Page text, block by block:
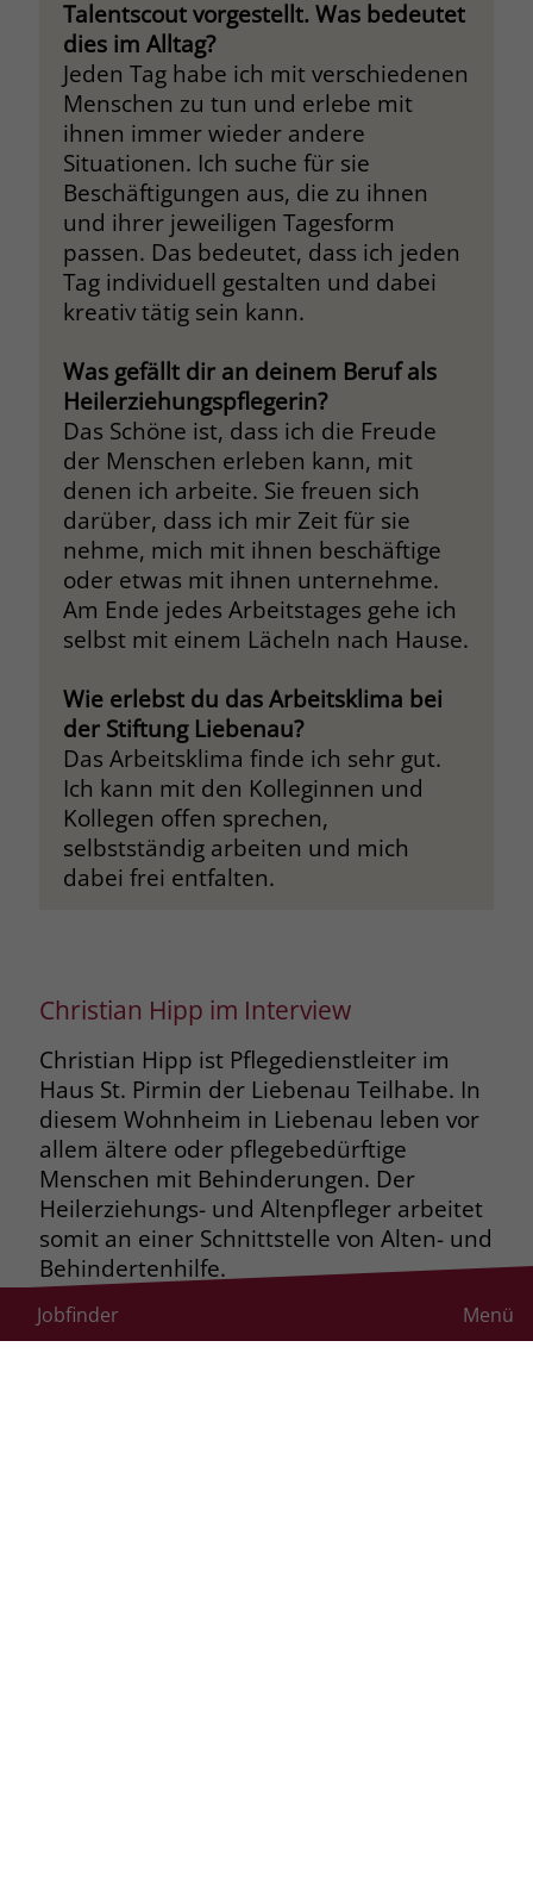
Talentscout vorgestellt. Was bedeutet
dies im Alltag?
Jeden Tag habe ich mit verschiedenen
Menschen zu tun und erlebe mit
ihnen immer wieder andere
Situationen. Ich suche für sie
Beschäftigungen aus, die zu ihnen
und ihrer jeweiligen Tagesform
passen. Das bedeutet, dass ich jeden
Tag individuell gestalten und dabei
kreativ tätig sein kann.
Was gefällt dir an deinem Beruf als
Heilerziehungspflegerin?
Das Schöne ist, dass ich die Freude
der Menschen erleben kann, mit
denen ich arbeite. Sie freuen sich
darüber, dass ich mir Zeit für sie
nehme, mich mit ihnen beschäftige
oder etwas mit ihnen unternehme.
Am Ende jedes Arbeitstages gehe ich
selbst mit einem Lächeln nach Hause.
Wie erlebst du das Arbeitsklima bei
der Stiftung Liebenau?
Das Arbeitsklima finde ich sehr gut.
Ich kann mit den Kolleginnen und
Kollegen offen sprechen,
selbstständig arbeiten und mich
dabei frei entfalten.
Christian Hipp im Interview
Christian Hipp ist Pflegedienstleiter im
Haus St. Pirmin der Liebenau Teilhabe. In
diesem Wohnheim in Liebenau leben vor
allem ältere oder pflegebedürftige
Menschen mit Behinderungen. Der
Heilerziehungs- und Altenpfleger arbeitet
somit an einer Schnittstelle von Alten- und
Behindertenhilfe.
Jobfinder Menü